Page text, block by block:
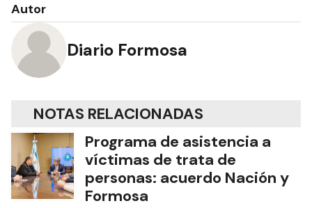
Autor
Diario Formosa
NOTAS RELACIONADAS
Programa de asistencia a
víctimas de trata de
personas: acuerdo Nación y
Formosa